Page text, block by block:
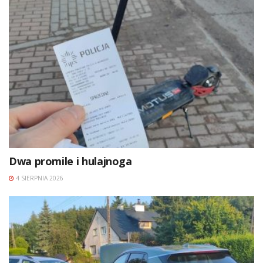
Dwa promile i hulajnoga
4 SIERPNIA 2026